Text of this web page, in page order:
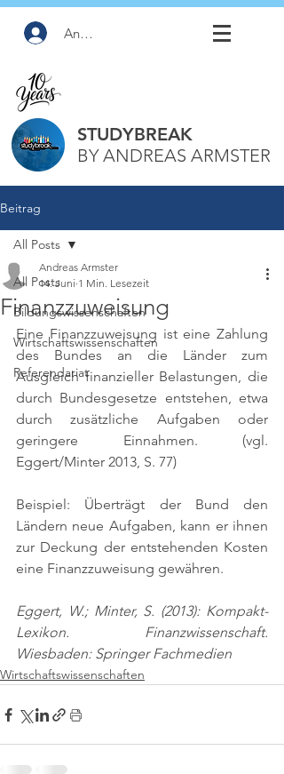
Anmelden
STUDYBREAK
BY ANDREAS ARMSTER
Beitrag
All Posts
Bildungswissenschaften
Wirtschaftswissenschaften
Referendariat
All Posts
Finanzzuweisung
Andreas Armster
14. Juni 1 Min. Lesezeit
Eine Finanzzuweisung ist eine Zahlung
des Bundes an die Länder zum
Ausgleich finanzieller Belastungen, die
durch Bundesgesetze entstehen, etwa
durch zusätzliche Aufgaben oder
geringere Einnahmen. (vgl.
Eggert/Minter 2013, S. 77)
Beispiel: Überträgt der Bund den
Ländern neue Aufgaben, kann er ihnen
zur Deckung der entstehenden Kosten
eine Finanzzuweisung gewähren.
Eggert, W.; Minter, S. (2013): Kompakt-
Lexikon. Finanzwissenschaft.
Wiesbaden: Springer Fachmedien
Wirtschaftswissenschaften